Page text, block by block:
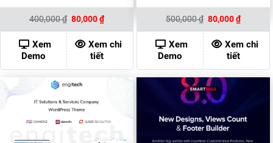
400,000₫ Giá
gốc
là:
400,000 ₫.
80,000₫Giá
hiện
tại
là:
80,000 ₫.
Xem
Demo
Xem chi
tiết
500,000₫ Giá
gốc
là:
500,000 ₫.
80,000₫Giá
hiện
tại
là:
80,000
Xem
Demo
Xem chi
tiết